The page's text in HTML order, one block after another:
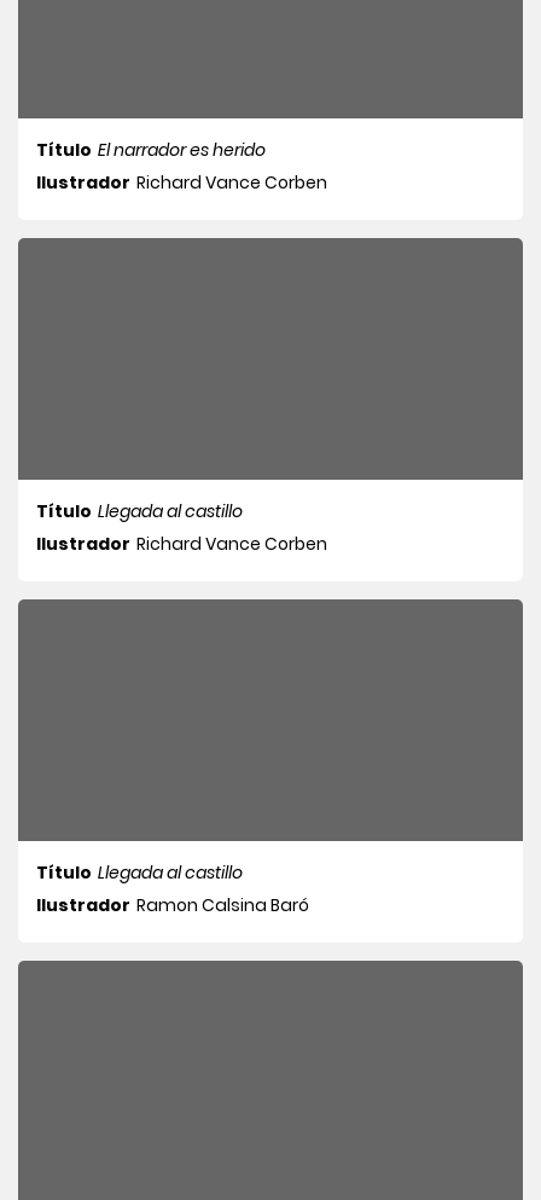
Título El narrador es herido
Ilustrador Richard Vance Corben
Título Llegada al castillo
Ilustrador Richard Vance Corben
Título Llegada al castillo
Ilustrador Ramon Calsina Baró